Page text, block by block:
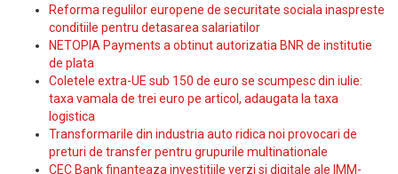
Reforma regulilor europene de securitate sociala inaspreste
conditiile pentru detasarea salariatilor
NETOPIA Payments a obtinut autorizatia BNR de institutie
de plata
Coletele extra-UE sub 150 de euro se scumpesc din iulie:
taxa vamala de trei euro pe articol, adaugata la taxa
logistica
Transformarile din industria auto ridica noi provocari de
preturi de transfer pentru grupurile multinationale
CEC Bank finanteaza investitiile verzi si digitale ale IMM-